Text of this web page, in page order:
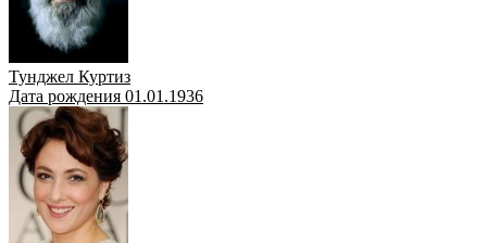
Тунджел Куртиз
Дата рождения 01.01.1936